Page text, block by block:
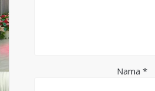
Nama *